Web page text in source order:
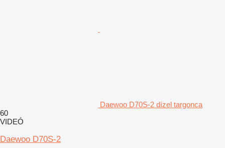
Daewoo D70S-2 dízel targonca
60
VIDEÓ
Daewoo D70S-2